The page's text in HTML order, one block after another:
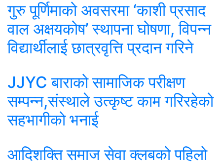
गुरु पूर्णिमाको अवसरमा ‘काशी प्रसाद
वाल अक्षयकोष’ स्थापना घोषणा, विपन्न
विद्यार्थीलाई छात्रवृत्ति प्रदान गरिने
JJYC बाराको सामाजिक परीक्षण
सम्पन्न,संस्थाले उत्कृष्ट काम गरिरहेको
सहभागीको भनाई
आदिशक्ति समाज सेवा क्लबको पहिलो